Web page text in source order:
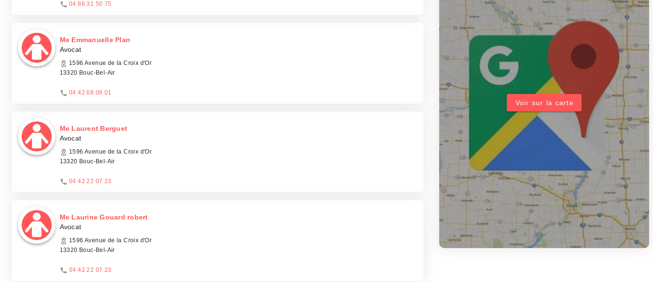
04 86 31 50 75
Me Emmanuelle Plan
Avocat
1596 Avenue de la Croix d'Or
13320 Bouc-Bel-Air
04 42 68 06 01
Me Laurent Berguet
Avocat
1596 Avenue de la Croix d'Or
13320 Bouc-Bel-Air
04 42 22 07 23
Me Laurine Gouard robert
Avocat
1596 Avenue de la Croix d'Or
13320 Bouc-Bel-Air
04 42 22 07 23
Voir sur la carte